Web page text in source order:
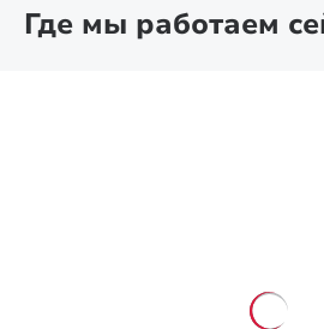
Где мы работаем